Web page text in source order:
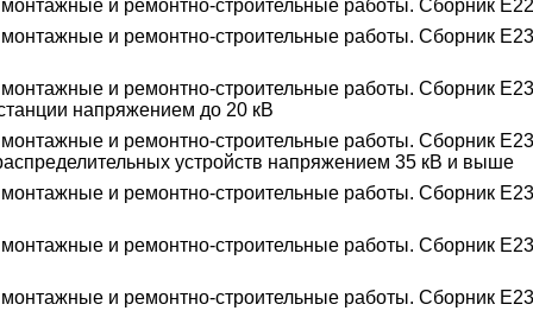
и ремонтно-строительные работы. Сборник
и ремонтно-строительные работы. Сборник
и ремонтно-строительные работы. Сборник
напряжением до 20 кВ
и ремонтно-строительные работы. Сборник
устройств напряжением 35 кВ и выше
и ремонтно-строительные работы. Сборник
и ремонтно-строительные работы. Сборник
и ремонтно-строительные работы. Сборник